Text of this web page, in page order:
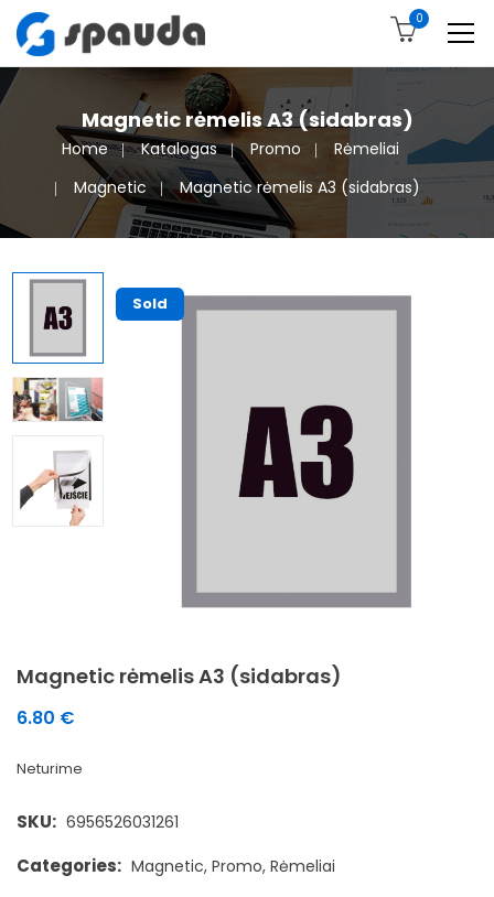
0
Magnetic rėmelis A3 (sidabras)
Home Katalogas Promo
Rėmeliai
Magnetic
Magnetic rėmelis A3 (sidabras)
Sold
Magnetic rėmelis A3 (sidabras)
6.80 €
Neturime
SKU: 6956526031261
Categories: Magnetic, Promo, Rėmeliai